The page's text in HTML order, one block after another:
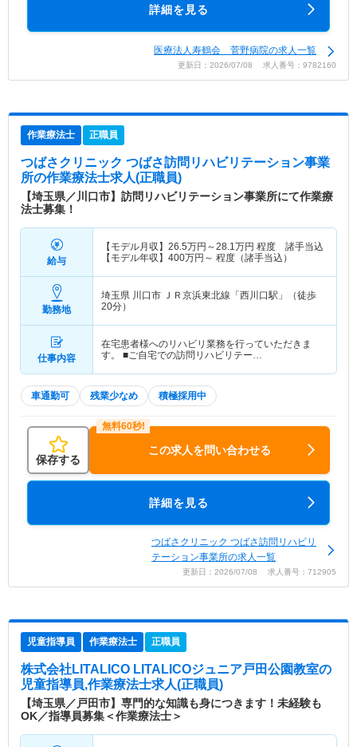
詳細を見る
医療法人寿鶴会 菅野病院の求人一覧
更新日：2026/07/08 求人番号：9782160
作業療法士 正職員
つばさクリニック つばさ訪問リハビリテーション事業
所の作業療法士求人(正職員)
【埼玉県／川口市】訪問リハビリテーション事業所にて作業療
法士募集！
給与
【モデル月収】 26.5万円～28.1万円 程度 諸手当込
【モデル年収】 400万円～ 程度（諸手当込）
勤務地
埼玉県 川口市 ＪＲ京浜東北線「西川口駅」（徒歩
20分）
仕事内容
在宅患者様へのリハビリ業務を行っていただきま
す。 ■ご自宅での訪問リハビリテー…
車通勤可 残業少なめ 積極採用中
保存する
この求人を問い合わせる
詳細を見る
つばさクリニック つばさ訪問リハビリ
テーション事業所の求人一覧
更新日：2026/07/08 求人番号：712905
児童指導員 作業療法士 正職員
株式会社LITALICO LITALICOジュニア戸田公園教室の
児童指導員,作業療法士求人(正職員)
【埼玉県／戸田市】専門的な知識も身につきます！未経験も
OK／指導員募集＜作業療法士＞